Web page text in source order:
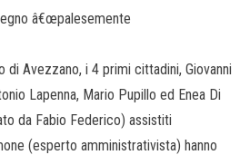
â€œpalesemente
di Avezzano, i 4 primi cittadini, Giovanni
Lapenna, Mario Pupillo ed Enea Di
da Fabio Federico) assistiti
(esperto amministrativista) hanno